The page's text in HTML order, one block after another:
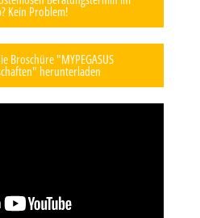
Kein Problem!
Broschüre "MYPEGASUS
herunterladen